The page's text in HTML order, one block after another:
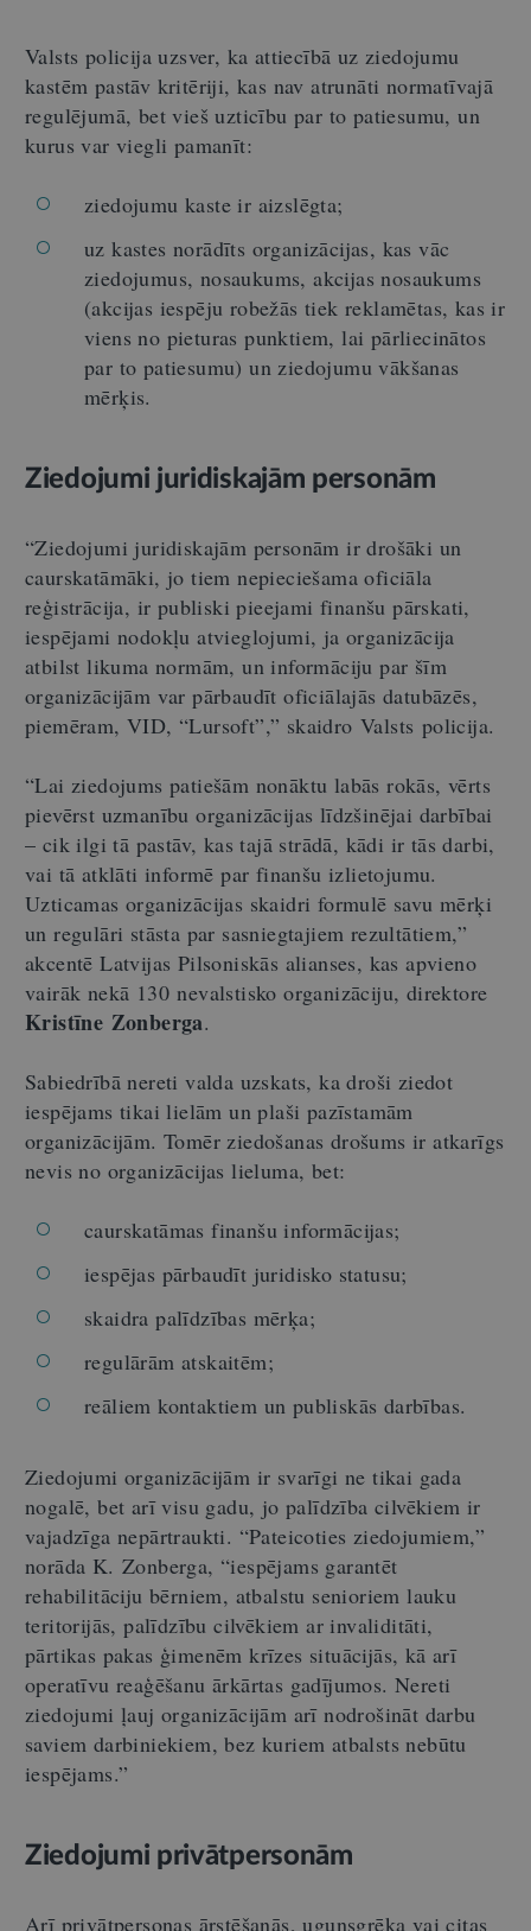
Valsts policija uzsver, ka attiecībā uz ziedojumu
kastēm pastāv kritēriji, kas nav atrunāti normatīvajā
regulējumā, bet vieš uzticību par to patiesumu, un
kurus var viegli pamanīt:
ziedojumu kaste ir aizslēgta;
uz kastes norādīts organizācijas, kas vāc
ziedojumus, nosaukums, akcijas nosaukums
(akcijas iespēju robežās tiek reklamētas, kas ir
viens no pieturas punktiem, lai pārliecinātos
par to patiesumu) un ziedojumu vākšanas
mērķis.
Ziedojumi juridiskajām personām
“Ziedojumi juridiskajām personām ir drošāki un
caurskatāmāki, jo tiem nepieciešama oficiāla
reģistrācija, ir publiski pieejami finanšu pārskati,
iespējami nodokļu atvieglojumi, ja organizācija
atbilst likuma normām, un informāciju par šīm
organizācijām var pārbaudīt oficiālajās datubāzēs,
piemēram, VID, “Lursoft”,” skaidro Valsts policija.
“Lai ziedojums patiešām nonāktu labās rokās, vērts
pievērst uzmanību organizācijas līdzšinējai darbībai
– cik ilgi tā pastāv, kas tajā strādā, kādi ir tās darbi,
vai tā atklāti informē par finanšu izlietojumu.
Uzticamas organizācijas skaidri formulē savu mērķi
un regulāri stāsta par sasniegtajiem rezultātiem,”
akcentē Latvijas Pilsoniskās alianses, kas apvieno
vairāk nekā 130 nevalstisko organizāciju, direktore
Kristīne Zonberga.
Sabiedrībā nereti valda uzskats, ka droši ziedot
iespējams tikai lielām un plaši pazīstamām
organizācijām. Tomēr ziedošanas drošums ir atkarīgs
nevis no organizācijas lieluma, bet:
caurskatāmas finanšu informācijas;
iespējas pārbaudīt juridisko statusu;
skaidra palīdzības mērķa;
regulārām atskaitēm;
reāliem kontaktiem un publiskās darbības.
Ziedojumi organizācijām ir svarīgi ne tikai gada
nogalē, bet arī visu gadu, jo palīdzība cilvēkiem ir
vajadzīga nepārtraukti. “Pateicoties ziedojumiem,”
norāda K. Zonberga, “iespējams garantēt
rehabilitāciju bērniem, atbalstu senioriem lauku
teritorijās, palīdzību cilvēkiem ar invaliditāti,
pārtikas pakas ģimenēm krīzes situācijās, kā arī
operatīvu reaģēšanu ārkārtas gadījumos. Nereti
ziedojumi ļauj organizācijām arī nodrošināt darbu
saviem darbiniekiem, bez kuriem atbalsts nebūtu
iespējams.”
Ziedojumi privātpersonām
Arī privātpersonas ārstēšanās, ugunsgrēka vai citas